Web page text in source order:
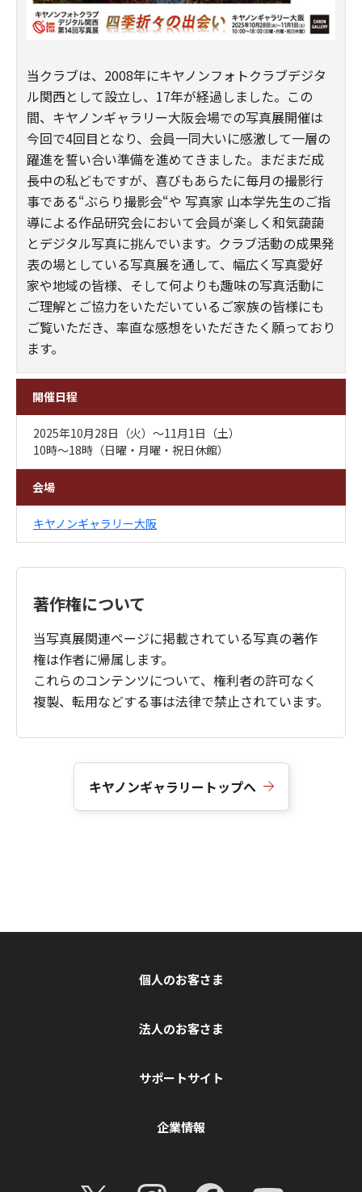
当クラブは、2008年にキヤノンフォトクラブデジタ
ル関西として設立し、17年が経過しました。この
間、キヤノンギャラリー大阪会場での写真展開催は
今回で4回目となり、会員一同大いに感激して一層の
躍進を誓い合い準備を進めてきました。まだまだ成
長中の私どもですが、喜びもあらたに毎月の撮影行
事である“ぶらり撮影会“や 写真家 山本学先生のご指
導による作品研究会において会員が楽しく和気藹藹
とデジタル写真に挑んでいます。クラブ活動の成果発
表の場としている写真展を通して、幅広く写真愛好
家や地域の皆様、そして何よりも趣味の写真活動に
ご理解とご協力をいただいているご家族の皆様にも
ご覧いただき、率直な感想をいただきたく願っており
ます。
開催日程
会場
2025年10月28日（火）～11月1日（土）
10時～18時（日曜・月曜・祝日休館）
キヤノンギャラリー大阪
著作権について
当写真展関連ページに掲載されている写真の著作
権は作者に帰属します。
これらのコンテンツについて、権利者の許可なく
複製、転用などする事は法律で禁止されています。
キヤノンギャラリートップへ
個人のお客さま
法人のお客さま
サポートサイト
企業情報